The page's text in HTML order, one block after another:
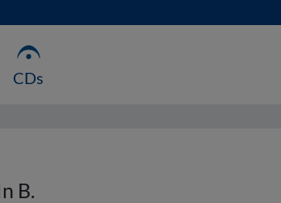
CDs
B.